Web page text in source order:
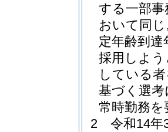
する一部
おいて同じ
定年齢到
採用しよ
している
基づく選
常時勤務
2
令和14年